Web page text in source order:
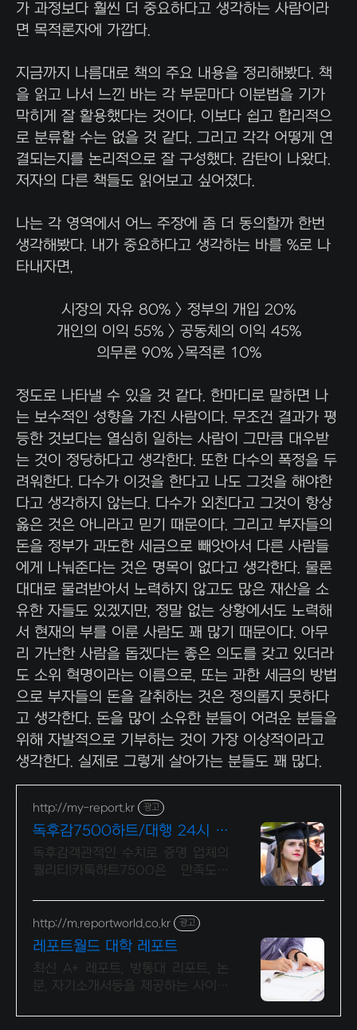
가 과정보다 훨씬 더 중요하다고 생각하는 사람이라
면 목적론자에 가깝다.
지금까지 나름대로 책의 주요 내용을 정리해봤다. 책
을 읽고 나서 느낀 바는 각 부문마다 이분법을 기가
막히게 잘 활용했다는 것이다. 이보다 쉽고 합리적으
로 분류할 수는 없을 것 같다. 그리고 각각 어떻게 연
결되는지를 논리적으로 잘 구성했다. 감탄이 나왔다.
저자의 다른 책들도 읽어보고 싶어졌다.
나는 각 영역에서 어느 주장에 좀 더 동의할까 한번
생각해봤다. 내가 중요하다고 생각하는 바를 %로 나
타내자면,
시장의 자유 80% > 정부의 개입 20%
개인의 이익 55% > 공동체의 이익 45%
의무론 90% >목적론 10%
정도로 나타낼 수 있을 것 같다. 한마디로 말하면 나
는 보수적인 성향을 가진 사람이다. 무조건 결과가 평
등한 것보다는 열심히 일하는 사람이 그만큼 대우받
는 것이 정당하다고 생각한다. 또한 다수의 폭정을 두
려워한다. 다수가 이것을 한다고 나도 그것을 해야한
다고 생각하지 않는다. 다수가 외친다고 그것이 항상
옳은 것은 아니라고 믿기 때문이다. 그리고 부자들의
돈을 정부가 과도한 세금으로 빼앗아서 다른 사람들
에게 나눠준다는 것은 명목이 없다고 생각한다. 물론
대대로 물려받아서 노력하지 않고도 많은 재산을 소
유한 자들도 있겠지만, 정말 없는 상황에서도 노력해
서 현재의 부를 이룬 사람도 꽤 많기 때문이다. 아무
리 가난한 사람을 돕겠다는 좋은 의도를 갖고 있더라
도 소위 혁명이라는 이름으로, 또는 과한 세금의 방법
으로 부자들의 돈을 갈취하는 것은 정의롭지 못하다
고 생각한다. 돈을 많이 소유한 분들이 어려운 분들을
위해 자발적으로 기부하는 것이 가장 이상적이라고
생각한다. 실제로 그렇게 살아가는 분들도 꽤 많다.
http://my-report.kr 광고
독후감7500하트/대행 24시 주
말 상담 가능 저렴
독후감객관적인 수치로 증명 업체의
퀄리티!카톡하트7500은 만족도를
각종 모든 문서/24시진행
http://m.reportworld.co.kr 광고
레포트월드 대학 레포트
최신 A+ 레포트, 방통대 리포트, 논
문, 자기소개서등을 제공하는 사이트